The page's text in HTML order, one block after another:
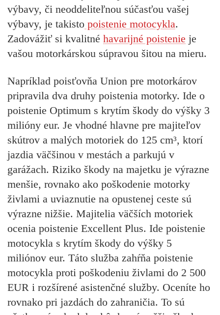
výbavy, či neoddeliteľnou súčasťou vašej
výbavy, je takisto poistenie motocykla.
Zadovážiť si kvalitné havarijné poistenie je
vašou motorkárskou súpravou šitou na mieru.
Napríklad poisťovňa Union pre motorkárov
pripravila dva druhy poistenia motorky. Ide o
poistenie Optimum s krytím škody do výšky 3
milióny eur. Je vhodné hlavne pre majiteľov
skútrov a malých motoriek do 125 cm³, ktorí
jazdia väčšinou v mestách a parkujú v
garážach. Riziko škody na majetku je výrazne
menšie, rovnako ako poškodenie motorky
živlami a uviaznutie na opustenej ceste sú
výrazne nižšie. Majitelia väčších motoriek
ocenia poistenie Excellent Plus. Ide poistenie
motocykla s krytím škody do výšky 5
miliónov eur. Táto služba zahŕňa poistenie
motocykla proti poškodeniu živlami do 2 500
EUR i rozšírené asistenčné služby. Oceníte ho
rovnako pri jazdách do zahraničia. To sú